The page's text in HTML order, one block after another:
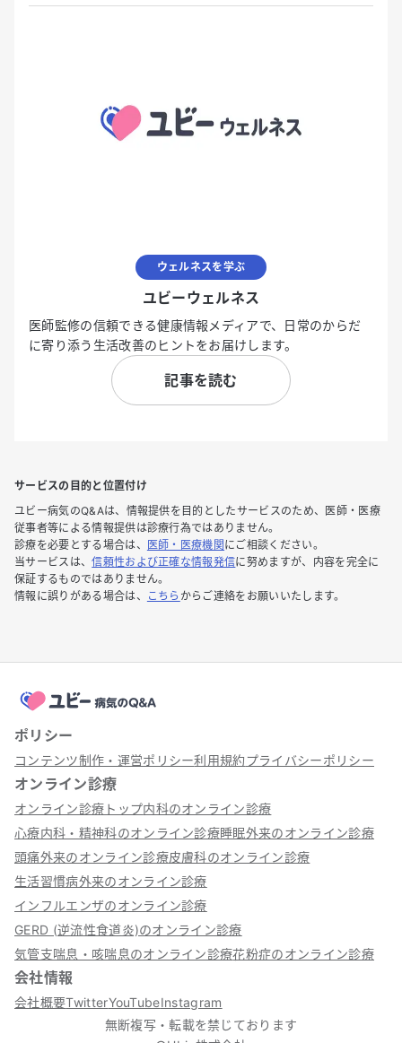
ウェルネスを学ぶ
ユビーウェルネス
医師監修の信頼できる健康情報メディアで、日常のからだ
に寄り添う生活改善のヒントをお届けします。
記事を読む
サービスの目的と位置付け
ユビー病気のQ&Aは、情報提供を目的としたサービスのため、医師・医療
従事者等による情報提供は診療行為ではありません。
診療を必要とする場合は、
医師・医療機関 にご相談ください。
当サービスは、信頼性および正確な情報発信に努めますが、内容を完全に
保証するものではありません。
情報に誤りがある場合は、
こちら からご連絡をお願いいたします。
ポリシー
コンテンツ制作・運営ポリシー利用規約プライバシーポリシー
オンライン診療
オンライン診療トップ内科のオンライン診療
心療内科・精神科のオンライン診療睡眠外来のオンライン診療
頭痛外来のオンライン診療皮膚科のオンライン診療
生活習慣病外来のオンライン診療
インフルエンザのオンライン診療
GERD (逆流性食道炎)のオンライン診療
気管支喘息・咳喘息のオンライン診療花粉症のオンライン診療
会社情報
会社概要TwitterYouTubeInstagram
無断複写・転載を禁じております